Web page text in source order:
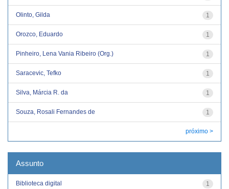
1
Olinto, Gilda
1
Orozco, Eduardo
1
Pinheiro, Lena Vania Ribeiro (Org.)
1
Saracevic, Tefko
1
Silva, Márcia R. da
1
Souza, Rosali Fernandes de
próximo >
Assunto
1
Biblioteca digital